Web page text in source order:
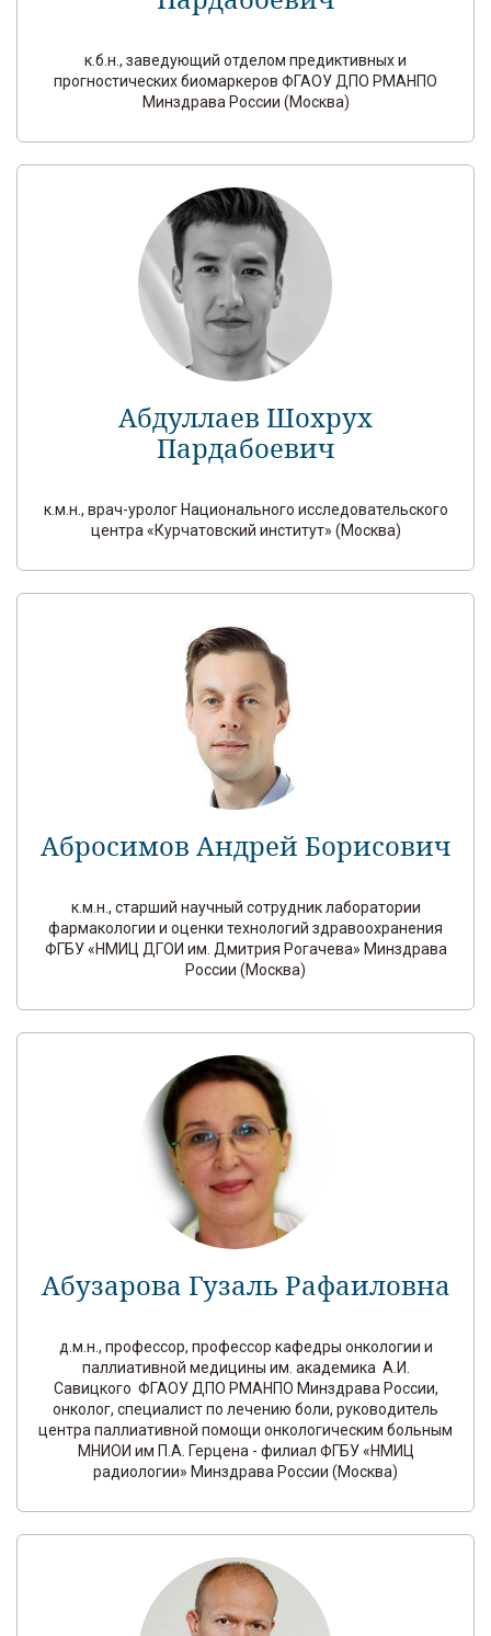
к.б.н., заведующий отделом предиктивных и
прогностических биомаркеров ФГАОУ ДПО РМАНПО
Минздрава России (Москва)
Абдуллаев Шохрух
Пардабоевич
к.м.н., врач-уролог Национального исследовательского
центра «Курчатовский институт» (Москва)
Абросимов Андрей Борисович
к.м.н., старший научный сотрудник лаборатории
фармакологии и оценки технологий здравоохранения
ФГБУ «НМИЦ ДГОИ им. Дмитрия Рогачева» Минздрава
России (Москва)
Абузарова Гузаль Рафаиловна
д.м.н., профессор, профессор кафедры онкологии и
паллиативной медицины им. академика А.И.
Савицкого ФГАОУ ДПО РМАНПО Минздрава России,
онколог, специалист по лечению боли, руководитель
центра паллиативной помощи онкологическим больным
МНИОИ им П.А. Герцена - филиал ФГБУ «НМИЦ
радиологии» Минздрава России (Москва)